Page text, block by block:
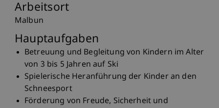
Arbeitsort
Malbun
Hauptaufgaben
Betreuung und Begleitung von Kindern im Alter
von 3 bis 5 Jahren auf Ski
Spielerische Heranführung der Kinder an den
Schneesport
Förderung von Freude, Sicherheit und